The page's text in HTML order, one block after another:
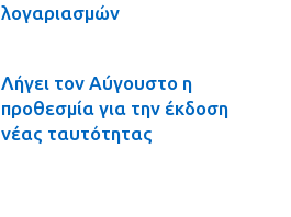
λογαριασμών
Λήγει τον Αύγουστο η
προθεσμία για την έκδοση
νέας ταυτότητας